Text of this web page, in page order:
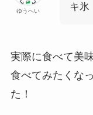
ゆうへい
キ氷
実際に食べて美
食べてみたくな
た！